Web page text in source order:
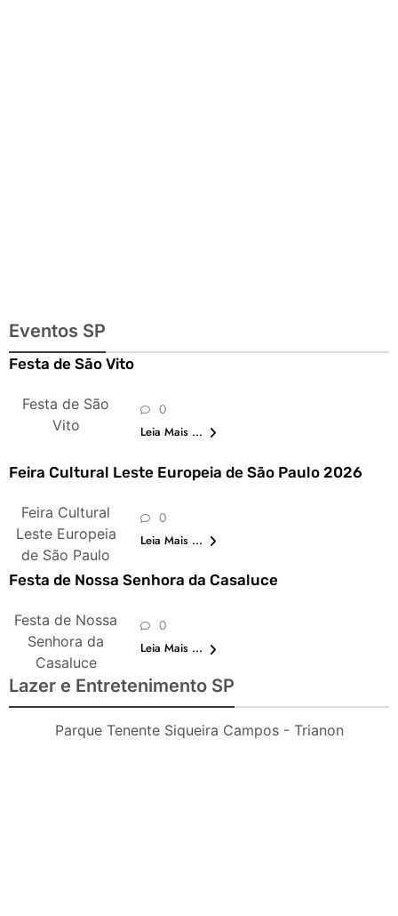
Eventos SP
Festa de São Vito
Festa de São
Vito
0
Leia Mais ...
Feira Cultural Leste Europeia de São Paulo 2026
Feira Cultural
Leste Europeia
de São Paulo
0
Leia Mais ...
Festa de Nossa Senhora da Casaluce
Festa de Nossa
Senhora da
Casaluce
0
Leia Mais ...
Lazer e Entretenimento SP
Parque Tenente Siqueira Campos - Trianon